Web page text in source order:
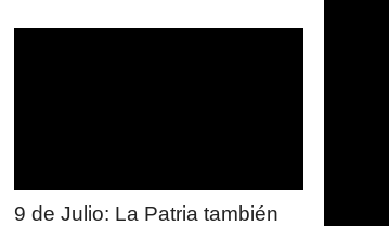
9 de Julio: La Patria también